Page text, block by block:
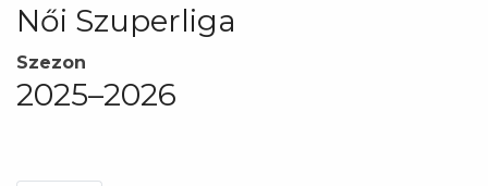
Női Szuperliga
Szezon
2025–2026